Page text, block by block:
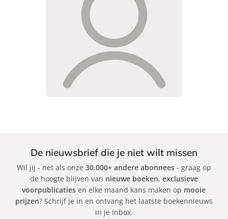
De nieuwsbrief die je niet wilt missen
Wil jij - net als onze 30.000+ andere abonnees- graag op
de hoogte blijven van nieuwe boeken, exclusieve
voorpublicaties en elke maand kans maken op mooie
prijzen? Schrijf je in en ontvang het laatste boekennieuws
in je inbox.